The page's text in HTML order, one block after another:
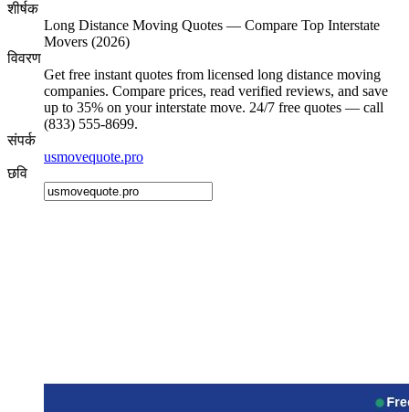
शीर्षक
Long Distance Moving Quotes — Compare Top Interstate
Movers (2026)
विवरण
Get free instant quotes from licensed long distance moving
companies. Compare prices, read verified reviews, and save
up to 35% on your interstate move. 24/7 free quotes — call
(833) 555-8699.
संपर्क
usmovequote.pro
छवि